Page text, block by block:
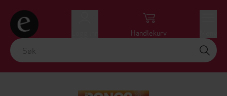
Handlekurv